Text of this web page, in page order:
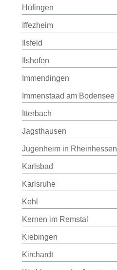
Hüfingen
Iffezheim
Ilsfeld
Ilshofen
Immendingen
Immenstaad am Bodensee
Itterbach
Jagsthausen
Jugenheim in Rheinhessen
Karlsbad
Karlsruhe
Kehl
Kernen im Remstal
Kiebingen
Kirchardt